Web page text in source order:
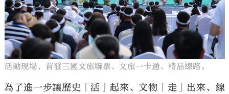
活動現場，首發三國文旅聯票、文旅一卡通、精品線路。
為了進一步讓歷史「活」起來、文物「走」出來、線